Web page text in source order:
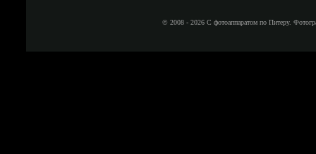
© 2008 - 2026 С фотоаппаратом по Питеру.